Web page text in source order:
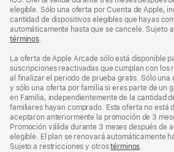
elegible. Sólo una oferta por Cuenta de Apple,
cantidad de dispositivos elegibles que hayas
automáticamente hasta que se cancele. Sujeto
términos.
La oferta de Apple Arcade sólo está disponible
suscripciones reactivadas que cumplan con los
al finalizar el periodo de prueba gratis. Sólo una
y sólo una oferta por familia si eres parte de un
en Familia, independientemente de la cantidad
familiares hayan comprado. Esta oferta no está
aceptaron anteriormente la promoción de 3
Promoción válida durante 3 meses después de
elegible. El plan se renovará automáticamente
Sujeto a restricciones y otrostérminos.